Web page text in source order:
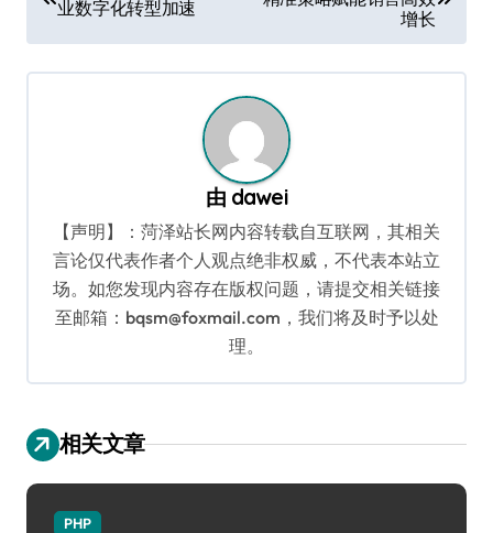
导
航
业数字化转型加速
增长
由 dawei
【声明】：菏泽站长网内容转载自互联网，其相关
言论仅代表作者个人观点绝非权威，不代表本站立
场。如您发现内容存在版权问题，请提交相关链接
至邮箱：bqsm@foxmail.com，我们将及时予以处
理。
相关文章
PHP